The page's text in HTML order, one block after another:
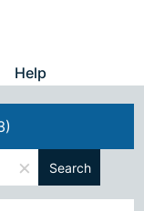
Help
× Search